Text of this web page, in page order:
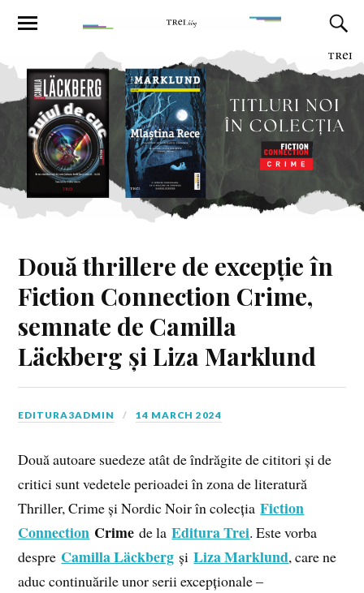
Două thrillere de excepție în
Fiction Connection Crime,
semnate de Camilla
Läckberg și Liza Marklund
EDITURA3ADMIN 14 MARCH 2024
Două autoare suedeze atât de îndrăgite de cititori și de
critici sunt vedetele perioadei în zona de literatură
Thriller, Crime și Nordic Noir în colecțiaFiction
Connection Crime de laEditura Trei. Este vorba
despre Camilla Läckberg șiLiza Marklund, care ne
aduc continuările unor serii excepționale –